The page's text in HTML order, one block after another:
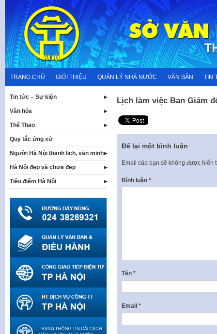
content
TRANG CHỦ GIỚI THIỆU QUẢN LÝ NHÀ NƯỚC VĂN BẢN TIN
Lịch làm việc Ban Giám
Để lại một bình luận
Email của bạn sẽ không được hiển
Bình luận *
Tên *
Email *
Tin tức – Sự kiện
Văn hóa
Thể Thao
Quy tắc ứng xử
Người Hà Nội thanh lịch, văn minh
Hà Nội đẹp và chưa đẹp
Tiêu điểm Hà Nội